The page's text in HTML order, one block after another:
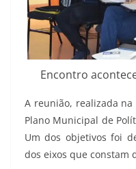
Encontro
A reunião, realizada na
Plano Municipal de
Um dos objetivos foi
dos eixos que constam